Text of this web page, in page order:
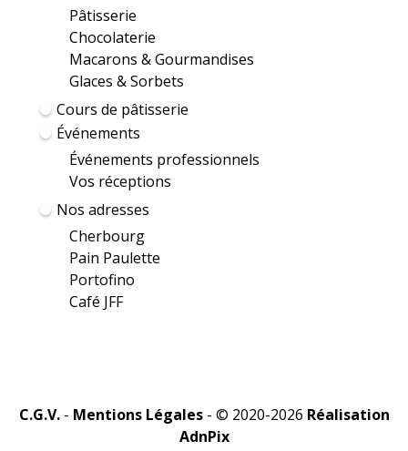
Pâtisserie
Chocolaterie
Macarons & Gourmandises
Glaces & Sorbets
Cours de pâtisserie
Événements
Événements professionnels
Vos réceptions
Nos adresses
Cherbourg
Pain Paulette
Portofino
Café JFF
C.G.V.- Mentions Légales- © 2020-2026 Réalisation
AdnPix